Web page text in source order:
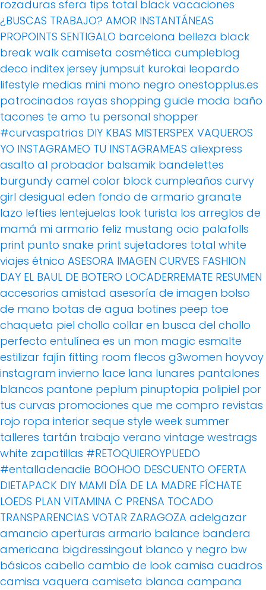
rozaduras sfera tips total black vacaciones
¿BUSCAS TRABAJO? AMOR INSTANTÁNEAS
PROPOINTS SENTIGALO barcelona belleza black
break walk camiseta cosmética cumpleblog
deco inditex jersey jumpsuit kurokai leopardo
lifestyle medias mini mono negro onestopplus.es
patrocinados rayas shopping guide moda baño
tacones te amo tu personal shopper
#curvaspatrias DIY KBAS MISTERSPEX VAQUEROS
YO INSTAGRAMEO TU INSTAGRAMEAS aliexpress
asalto al probador balsamik bandelettes
burgundy camel color block cumpleaños curvy
girl desigual eden fondo de armario granate
lazo lefties lentejuelas look turista los arreglos de
mamá mi armario feliz mustang ocio palafolls
print punto snake print sujetadores total white
viajes étnico ASESORA IMAGEN CURVES FASHION
DAY EL BAUL DE BOTERO LOCADERREMATE RESUMEN
accesorios amistad asesoría de imagen bolso
de mano botas de agua botines peep toe
chaqueta piel chollo collar en busca del chollo
perfecto entulínea es un mon magic esmalte
estilizar fajín fitting room flecos g3women hoyvoy
instagram invierno lace lana lunares pantalones
blancos pantone peplum pinuptopia polipiel por
tus curvas promociones que me compro revistas
rojo ropa interior seque style week summer
talleres tartán trabajo verano vintage westrags
white zapatillas #RETOQUIEROYPUEDO
#entalladenadie BOOHOO DESCUENTO OFERTA
DIETAPACK DIY MAMI DÍA DE LA MADRE FÍCHATE
LOEDS PLAN VITAMINA C PRENSA TOCADO
TRANSPARENCIAS VOTAR ZARAGOZA adelgazar
amancio aperturas armario balance bandera
americana bigdressingout blanco y negro bw
básicos cabello cambio de look camisa cuadros
camisa vaquera camiseta blanca campana